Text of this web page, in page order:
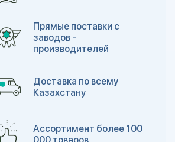
Прямые поставки с
заводов -
производителей
Доставка по всему
Казахстану
Ассортимент более 100